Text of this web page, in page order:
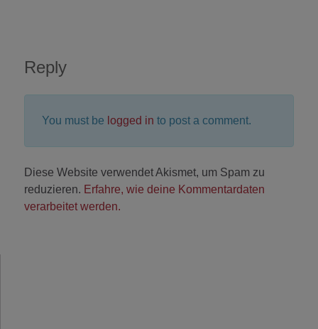
Reply
You must be logged in to post a comment.
Diese Website verwendet Akismet, um Spam zu
reduzieren. Erfahre, wie deine Kommentardaten
verarbeitet werden.